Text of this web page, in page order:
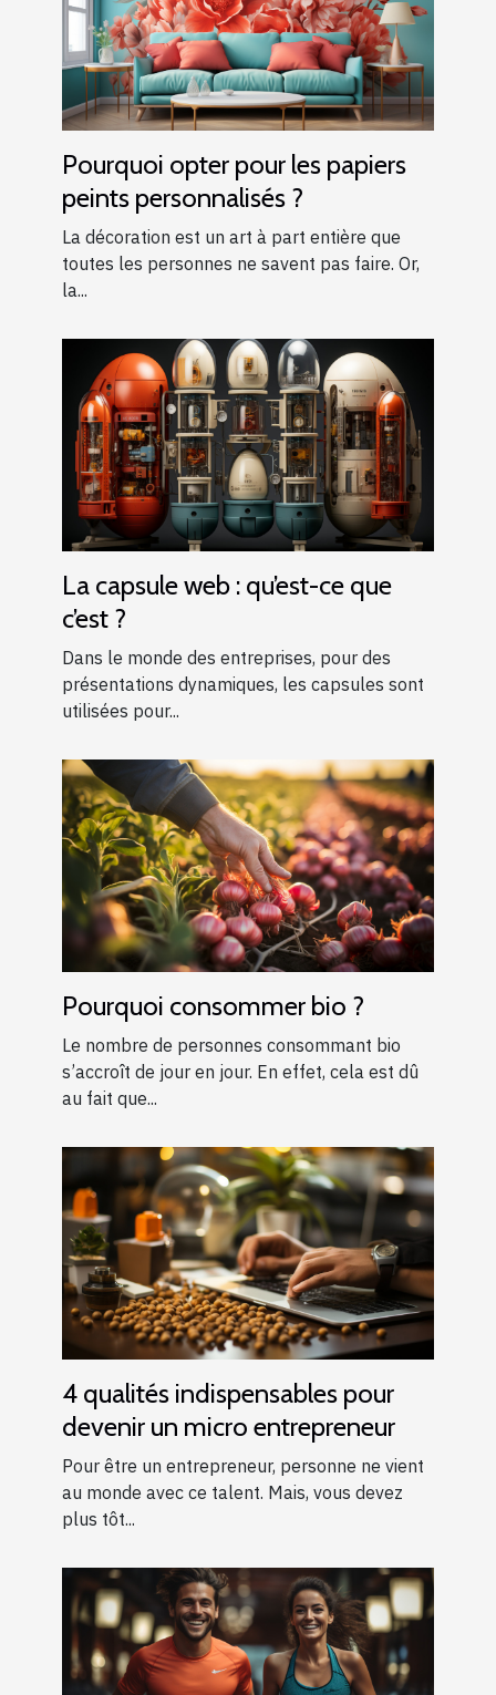
Pourquoi opter pour les papiers
peints personnalisés ?
La décoration est un art à part entière que
toutes les personnes ne savent pas faire. Or,
la...
La capsule web : qu’est-ce que
c’est ?
Dans le monde des entreprises, pour des
présentations dynamiques, les capsules sont
utilisées pour...
Pourquoi consommer bio ?
Le nombre de personnes consommant bio
s’accroît de jour en jour. En effet, cela est dû
au fait que...
4 qualités indispensables pour
devenir un micro entrepreneur
Pour être un entrepreneur, personne ne vient
au monde avec ce talent. Mais, vous devez
plus tôt...